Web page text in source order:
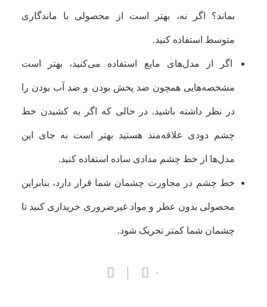
بماند؟ اگر نه، بهتر است از محصولی با ماندگاری
متوسط ​​استفاده کنید.
اگر از مدل‌های مایع استفاده می‌کنید، بهتر است
مشخصه‌هایی همچون ضد پخش بودن و ضد آب بودن را
در نظر داشته باشید. در حالی که اگر به کشیدن خط
چشم‌ دودی علاقه‌مند هستید بهتر است به جای این
مدل‌ها از خط چشم مدادی ساده استفاده کنید.
خط چشم در مجاورت چشمان شما قرار دارد، بنابراین
محصولی بدون عطر و مواد غیرضروری خریداری کنید تا
چشمان شما کمتر تحریک شود.
۰